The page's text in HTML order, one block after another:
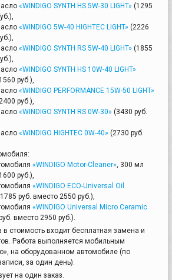
«WINDIGO SYNTH HS 5W-30 LIGHT» (1295
«WINDIGO 5W-40 HIGHTEC LIGHT» (2226
«WINDIGO SYNTH RS 5W-40 LIGHT» (1855
«WINDIGO SYNTH HS 10W-40 LIGHT»
руб.),
«WINDIGO PERFORMANCE 15W-50 LIGHT»
руб.),
«WINDIGO SYNTH RS 0W-30» (3430 руб.
«WINDIGO HIGHTEC 0W-40» (2730 руб.
«WINDIGO Motor-Cleaner» , 300 мл
руб.),
«WINDIGO ECO-Universal Oil
руб. вместо 2550 руб.),
«WINDIGO Universal Micro Ceramic
вместо 2950 руб.).
в стоимость входит бесплатная замена и
Работа выполняется мобильным
на оборудованном автомобиле (по
за один день).
на один заказ.